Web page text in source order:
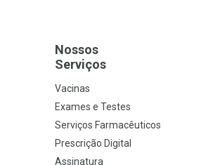
Nossos
Serviços
Vacinas
Exames e Testes
Serviços Farmacêuticos
Prescrição Digital
Assinatura